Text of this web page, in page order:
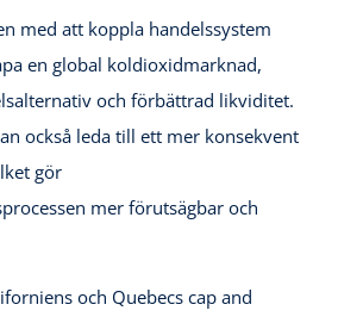
med att koppla handelssystem
en global koldioxidmarknad,
och förbättrad likviditet.
också leda till ett mer konsekvent
gör
mer förutsägbar och
och Quebecs cap and